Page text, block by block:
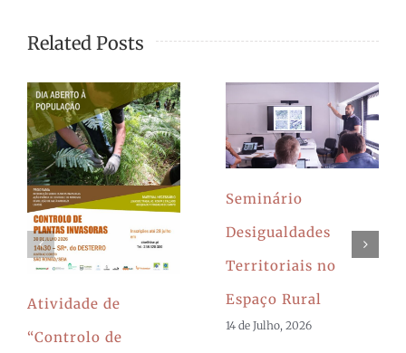
Related Posts
Atividade de
“Controlo de
Seminário
Desigualdades
Territoriais no
Espaço Rural
14 de Julho, 2026